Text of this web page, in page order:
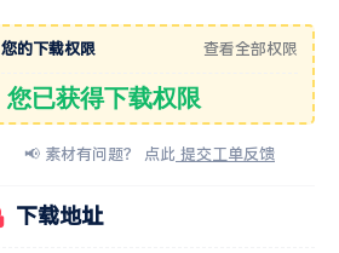
您的下载权限 查看全部权限
您已获得下载权限
📢 素材有问题？ 点此 提交工单反馈
下载地址